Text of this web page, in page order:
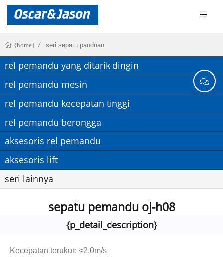
{home} seri sepatu panduan
rel pemandu yang ditarik dingin
rel pemandu mesin
rel pemandu kecepatan tinggi
rel pemandu berongga
aksesoris rel pemandu
aksesoris lift
seri lainnya
sepatu pemandu oj-h08
{p_detail_description}
Kecepatan terukur: ≤2.0m/s